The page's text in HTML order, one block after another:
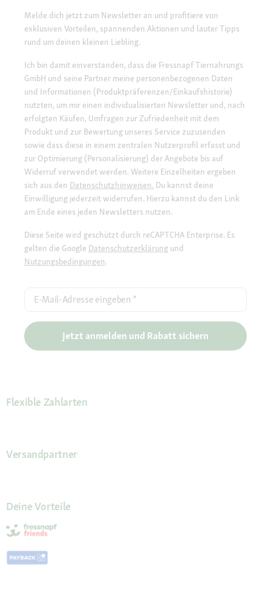
Melde dich jetzt zum Newsletter an und profitiere von
exklusiven Vorteilen, spannenden Aktionen und lauter Tipps
rund um deinen kleinen Liebling.
Ich bin damit einverstanden, dass die Fressnapf Tiernahrungs
GmbH und seine Partner meine personenbezogenen Daten
und Informationen (Produktpräferenzen/Einkaufshistorie)
nutzten, um mir einen individualisierten Newsletter und, nach
erfolgten Käufen, Umfragen zur Zufriedenheit mit dem
Produkt und zur Bewertung unseres Service zuzusenden
sowie dass diese in einem zentralen Nutzerprofil erfasst und
zur Optimierung (Personalisierung) der Angebote bis auf
Widerruf verwendet werden. Weitere Einzelheiten ergeben
sich aus den Datenschutzhinweisen. Du kannst deine
Einwilligung jederzeit widerrufen. Hierzu kannst du den Link
am Ende eines jeden Newsletters nutzen.
Diese Seite wird geschützt durch reCAPTCHA Enterprise. Es
gelten die Google Datenschutzerklärung und
Nutzungsbedingungen.
E-Mail-Adresse eingeben *
Jetzt anmelden und Rabatt sichern
Flexible Zahlarten
Versandpartner
Deine Vorteile